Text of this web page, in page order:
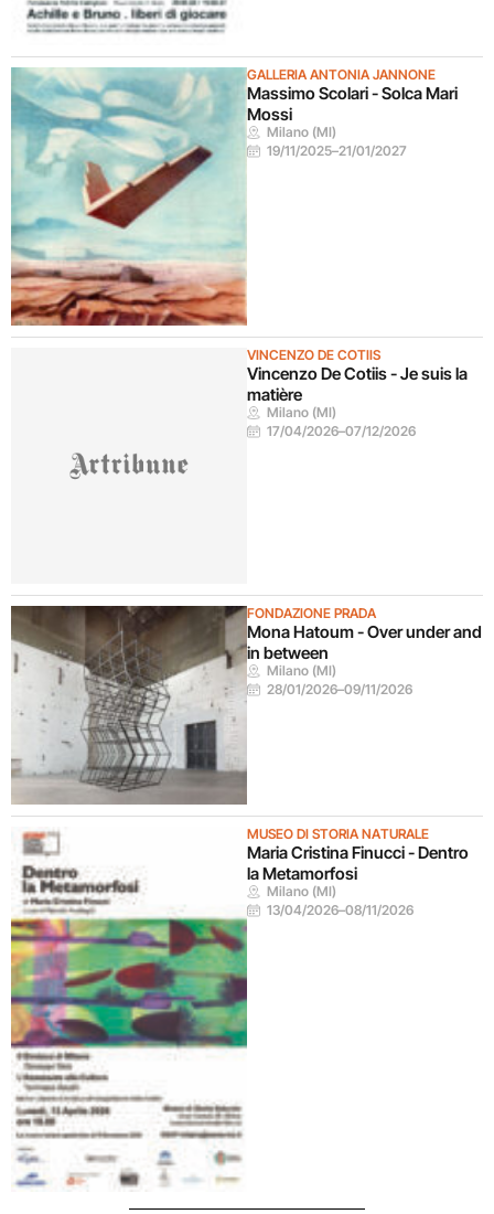
GALLERIA ANTONIA JANNONE
Massimo Scolari - Solca Mari
Mossi
Milano (MI)
19/11/2025–21/01/2027
VINCENZO DE COTIIS
Vincenzo De Cotiis - Je suis la
matière
Milano (MI)
17/04/2026–07/12/2026
FONDAZIONE PRADA
Mona Hatoum - Over under and
in between
Milano (MI)
28/01/2026–09/11/2026
MUSEO DI STORIA NATURALE
Maria Cristina Finucci - Dentro
la Metamorfosi
Milano (MI)
13/04/2026–08/11/2026